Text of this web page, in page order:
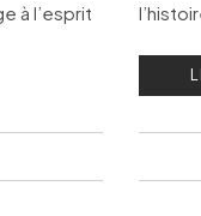
à l’esprit